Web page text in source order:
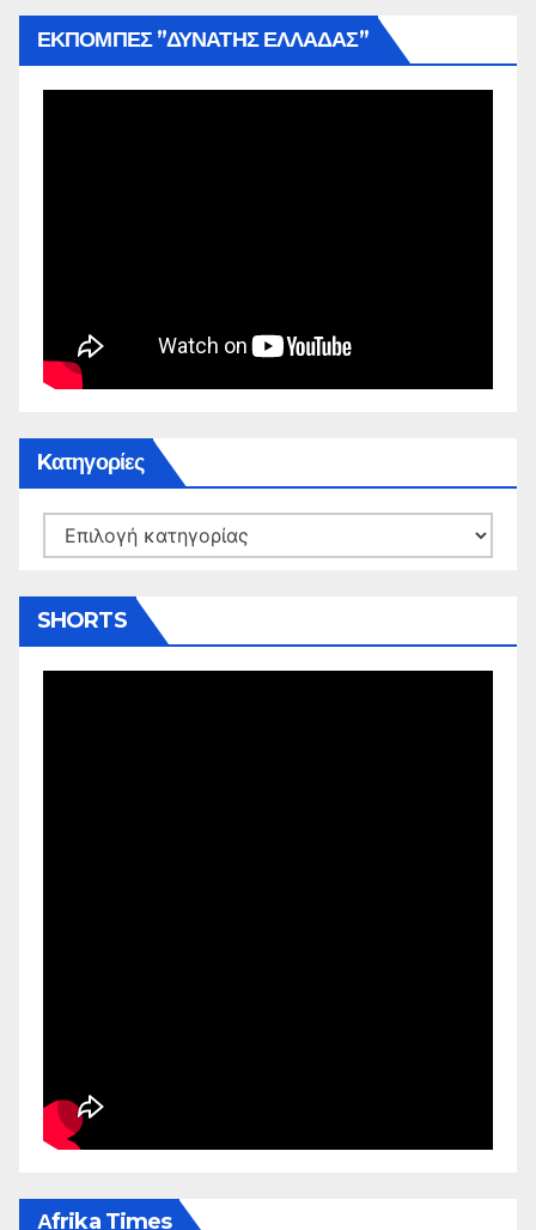
ΕΚΠΟΜΠΕΣ ”ΔΥΝΑΤΗΣ ΕΛΛΑΔΑΣ”
Kατηγορίες
Kατηγορίες
SHORTS
Αfrika Times